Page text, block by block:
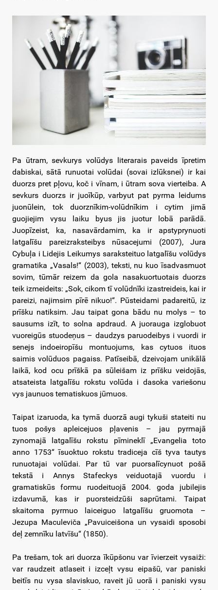
Pa ūtram, sevkurys volūdys literarais paveids īpretim
dabiskai, sātā runuotai volūdai (sovai izlūksnei) ir kai
duorzs pret pļovu, koč i vīnam, i ūtram sova vierteiba. A
sevkurs duorzs ir juoīkūp, varbyut pat pyrma leidums
juonūlein, tok duorznīkim-volūdnīkim i cytim jimā
guojiejim vysu laiku byus jis juotur lobā parādā.
Juopīzeist, ka, nasavārdamim, ka ir apstyprynuoti
latgalīšu pareizraksteibys nūsacejumi (2007), Jura
Cybuļa i Lidejis Leikumys saraksteituo latgalīšu volūdys
gramatika „Vasals!“ (2003), teksti, nu kuo īsadvasmuot
sovim, tūmār reizem da gola nasakuortuotais duorzs
teik izmeideits: „Sok, cikom tī volūdnīki izastreideis, kai ir
pareizi, najimsim pīrē nikuo!“. Pūsteidami padareitū, iz
prīšku natiksim. Jau taipat gona bādu nu molys – to
sausums izīt, to solna apdraud. A juorauga izglobuot
vuoreigūs stuodeņus – daudzys paruodeibys i vuordi ir
senejs indoeiropīšu montuojums, kas cytuos ituos
saimis volūduos pagaiss. Patīseibā, dzeivojam unikālā
laikā, kod ocu prīškā pa sūleišam iz prīšku veidojās,
atsateista latgalīšu rokstu volūda i dasoka variešonu
vys jaunuos tematiskuos jūmuos.
Taipat izaruoda, ka tymā duorzā augi tykuši stateiti nu
tuos pošys apleicejuos pļavenis – jau pyrmajā
zynomajā latgalīšu rokstu pīmineklī „Evangelia toto
anno 1753“ īsuoktuo rokstu tradiceja cīš tyva tautys
runuotajai volūdai. Par tū var puorsalīcynuot pošā
tekstā i Annys Stafeckys veiduotajā vuordu i
gramatiskūs formu ruodeituojā 2004. goda jubilejis
izdavumā, kas ir puorsteidzūši saprūtami. Taipat
skaitoma pyrmuo laiceiguo latgalīšu gruomota –
Jezupa Maculeviča „Pavuiceišona un vysaidi sposobi
deļ zemnīku latvīšu“ (1850).
Pa trešam, tok ari duorza īkūpšonu var īvierzeit vysaiži:
var raudzeit atlaseit i izceļt vysu eipašū, var paniski
beitīs nu vysa slaviskuo, raveit jū uorā i paniski vysu